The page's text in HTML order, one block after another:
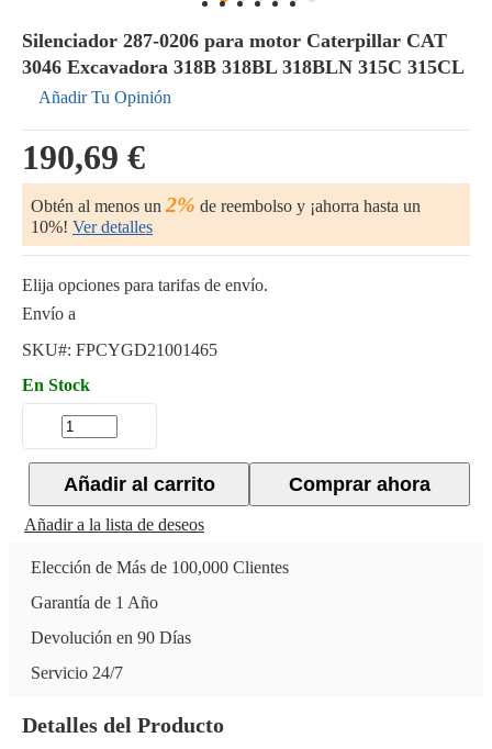
Silenciador 287-0206 para motor Caterpillar CAT
3046 Excavadora 318B 318BL 318BLN 315C 315CL
Añadir Tu Opinión
190,69 €
Obtén al menos un 2% de reembolso y ¡ahorra hasta un
10%! Ver detalles
Elija opciones para tarifas de envío.
Envío a
SKU#: FPCYGD21001465
En Stock
Comprar ahora
Añadir al carrito
Añadir a la lista de deseos
Elección de Más de 100,000 Clientes
Garantía de 1 Año
Devolución en 90 Días
Servicio 24/7
Detalles del Producto